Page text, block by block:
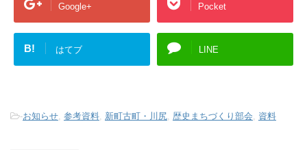
Google+ Pocket
B! はてブ LINE
-お知らせ 参考資料 新町古町・川尻 歴史まちづくり部会 資料